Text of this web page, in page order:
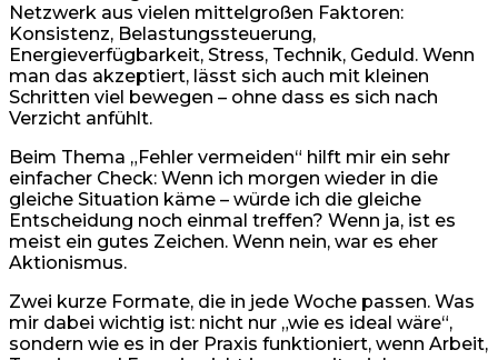
Netzwerk aus vielen mittelgroßen Faktoren:
Konsistenz, Belastungssteuerung,
Energieverfügbarkeit, Stress, Technik, Geduld. Wenn
man das akzeptiert, lässt sich auch mit kleinen
Schritten viel bewegen – ohne dass es sich nach
Verzicht anfühlt.
Beim Thema „Fehler vermeiden“ hilft mir ein sehr
einfacher Check: Wenn ich morgen wieder in die
gleiche Situation käme – würde ich die gleiche
Entscheidung noch einmal treffen? Wenn ja, ist es
meist ein gutes Zeichen. Wenn nein, war es eher
Aktionismus.
Zwei kurze Formate, die in jede Woche passen. Was
mir dabei wichtig ist: nicht nur „wie es ideal wäre“,
sondern wie es in der Praxis funktioniert, wenn Arbeit,